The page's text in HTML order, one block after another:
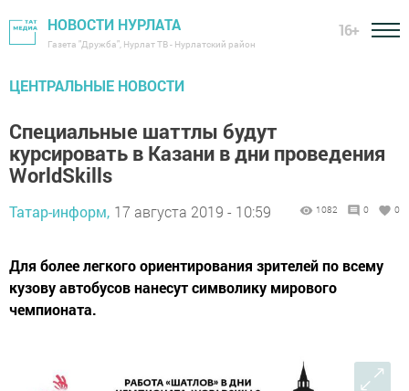
НОВОСТИ НУРЛАТА
Газета "Дружба", Нурлат ТВ - Нурлатский район
16+
ЦЕНТРАЛЬНЫЕ НОВОСТИ
Специальные шаттлы будут
курсировать в Казани в дни проведения
WorldSkills
Татар-информ, 17 августа 2019 - 10:59 1082 0 0
Для более легкого ориентирования зрителей по всему
кузову автобусов нанесут символику мирового
чемпионата.